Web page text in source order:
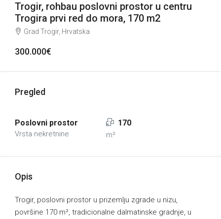
Trogir, rohbau poslovni prostor u centru
Trogira prvi red do mora, 170 m2
Grad Trogir, Hrvatska
300.000€
Pregled
Poslovni prostor
Vrsta nekretnine
170
m²
Opis
Trogir, poslovni prostor u prizemlju zgrade u nizu,
površine 170 m², tradicionalne dalmatinske gradnje, u